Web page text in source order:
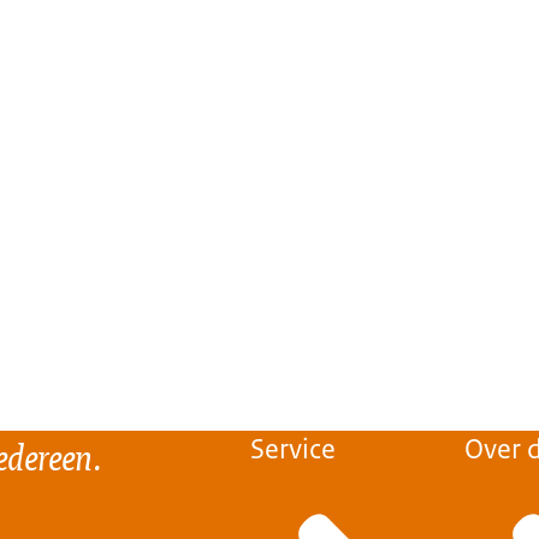
Nederlands Technische Afspraak (NTA)
privacy, systeembeveiliging en de manier waarop de
Service Over